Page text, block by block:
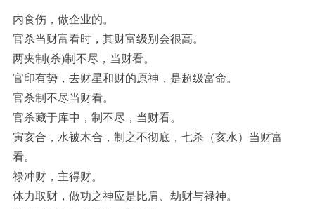
内食伤，做企业的。
官杀当财富看时，其财富级别会很高。
两夹制(杀)制不尽，当财看。
官印有势，去财星和财的原神，是超级富命。
官杀制不尽当财看。
官杀藏于库中，制不尽，当财看。
寅亥合，水被木合，制之不彻底，七杀（亥水）当财富
看。
禄冲财，主得财。
体力取财，做功之神应是比肩、劫财与禄神。